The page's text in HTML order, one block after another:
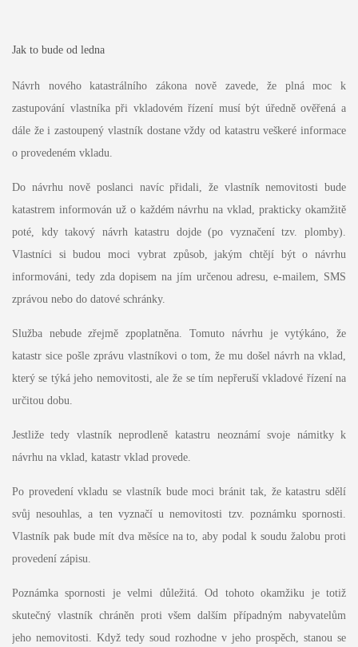
Jak to bude od ledna
Návrh nového katastrálního zákona nově zavede, že plná moc k
zastupování vlastníka při vkladovém řízení musí být úředně ověřená a
dále že i zastoupený vlastník dostane vždy od katastru veškeré informace
o provedeném vkladu.
Do návrhu nově poslanci navíc přidali, že vlastník nemovitosti bude
katastrem informován už o každém návrhu na vklad, prakticky okamžitě
poté, kdy takový návrh katastru dojde (po vyznačení tzv. plomby).
Vlastníci si budou moci vybrat způsob, jakým chtějí být o návrhu
informováni, tedy zda dopisem na jím určenou adresu, e-mailem, SMS
zprávou nebo do datové schránky.
Služba nebude zřejmě zpoplatněna. Tomuto návrhu je vytýkáno, že
katastr sice pošle zprávu vlastníkovi o tom, že mu došel návrh na vklad,
který se týká jeho nemovitosti, ale že se tím nepřeruší vkladové řízení na
určitou dobu.
Jestliže tedy vlastník neprodleně katastru neoznámí svoje námitky k
návrhu na vklad, katastr vklad provede.
Po provedení vkladu se vlastník bude moci bránit tak, že katastru sdělí
svůj nesouhlas, a ten vyznačí u nemovitosti tzv. poznámku spornosti.
Vlastník pak bude mít dva měsíce na to, aby podal k soudu žalobu proti
provedení zápisu.
Poznámka spornosti je velmi důležitá. Od tohoto okamžiku je totiž
skutečný vlastník chráněn proti všem dalším případným nabyvatelům
jeho nemovitosti. Když tedy soud rozhodne v jeho prospěch, stanou se